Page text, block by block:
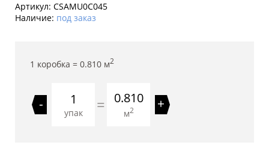
Артикул: CSAMU0C045
Наличие: под заказ
1 коробка = 0.810 м2
-
упак = 0.810
м2 +